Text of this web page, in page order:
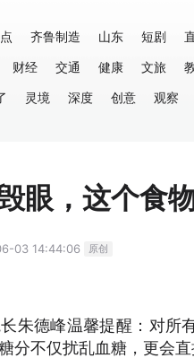
齐鲁制造 山东 短剧
财经 交通 健康 文旅
灵境 深度 创意 观察
眼，这个食
03 14:44:06 原创
朱德峰温馨提醒：对所
分不仅扰乱血糖，更会